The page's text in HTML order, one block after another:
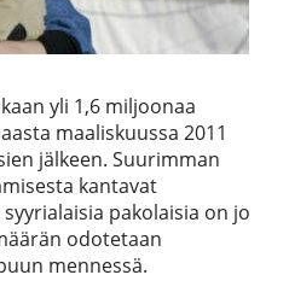
yli 1,6 miljoonaa
maaliskuussa 2011
jälkeen. Suurimman
kantavat
pakolaisia on jo
odotetaan
mennessä.